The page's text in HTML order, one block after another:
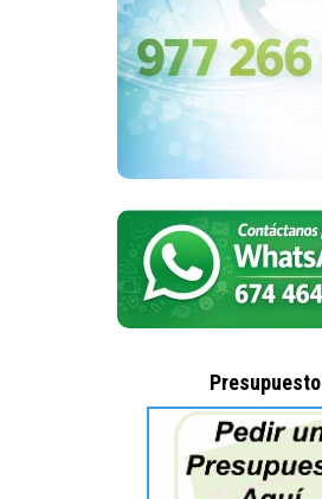
Presupuesto